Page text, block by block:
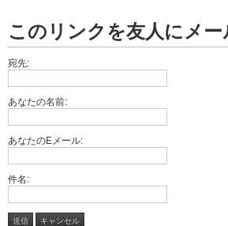
このリンクを友人にメー
宛先:
あなたの名前:
あなたのEメール:
件名:
送信 キャンセル